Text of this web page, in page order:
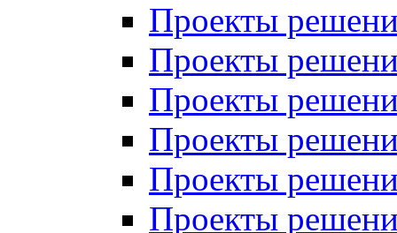
Проекты
Проекты
Проекты
Проекты
Проекты
Проекты